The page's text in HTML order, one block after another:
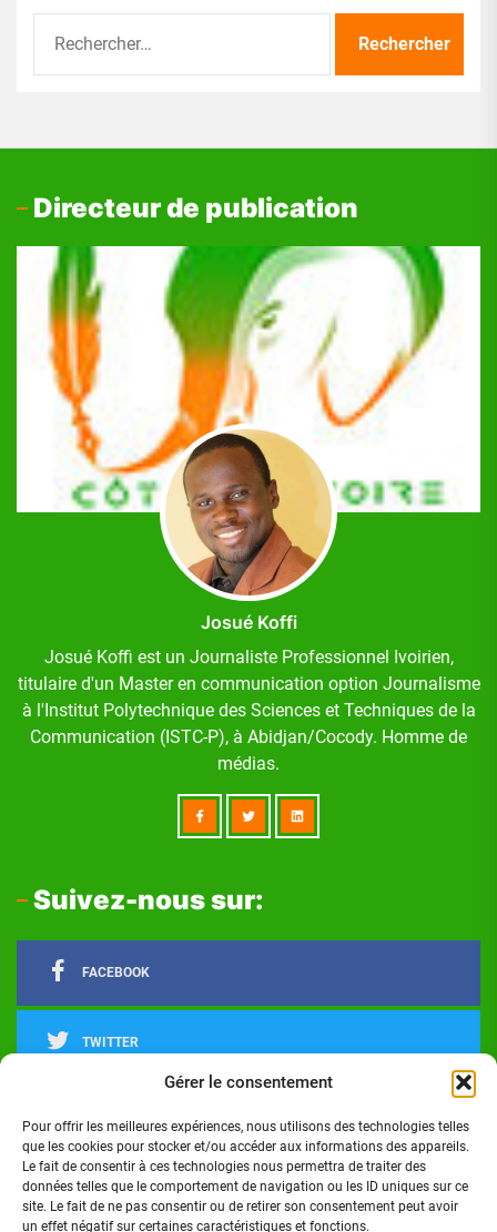
Gérer le consentement
Pour offrir les meilleures expériences, nous utilisons des technologies telles
que les cookies pour stocker et/ou accéder aux informations des appareils.
Le fait de consentir à ces technologies nous permettra de traiter des
données telles que le comportement de navigation ou les ID uniques sur ce
site. Le fait de ne pas consentir ou de retirer son consentement peut avoir
un effet négatif sur certaines caractéristiques et fonctions.
Directeur de publication
Josué Koffi
Josué Koffi est un Journaliste Professionnel Ivoirien,
titulaire d'un Master en communication option Journalisme
à l'Institut Polytechnique des Sciences et Techniques de la
Communication (ISTC-P), à Abidjan/Cocody. Homme de
médias.
Suivez-nous sur:
FACEBOOK
TWITTER
INSTAGRAM